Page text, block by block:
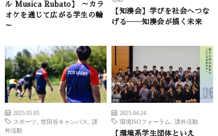
ル Musica Rubato】 ～カラ
オケを通じて広がる学生の輪
～
【知湊会】学びを社会へつな
げる――知湊会が描く未来
2025.05.05
スポーツ
世田谷キャンパス
課
外活動
2025.04.24
環境ISOフォーラム
課外活動
【環境系学生団体といえ